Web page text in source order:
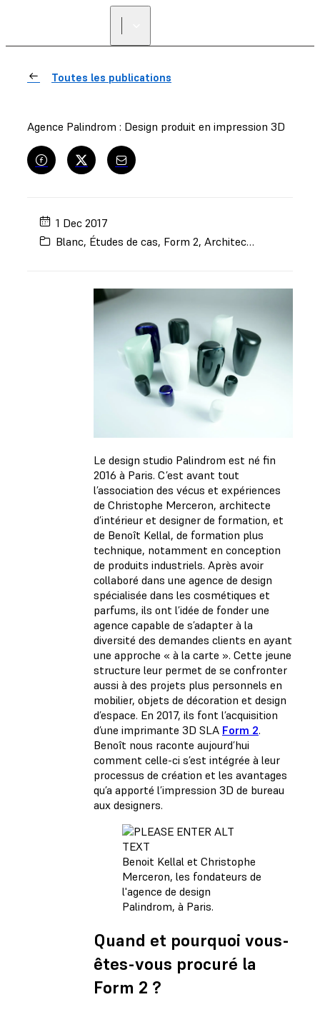
Toutes les publications
Agence Palindrom : Design produit en impression 3D
1 Dec 2017
Blanc, Études de cas, Form 2,Architecture
Le design studio Palindrom est né fin
2016 à Paris. C’est avant tout
l’association des vécus et expériences
de Christophe Merceron, architecte
d’intérieur et designer de formation, et
de Benoît Kellal, de formation plus
technique, notamment en conception
de produits industriels. Après avoir
collaboré dans une agence de design
spécialisée dans les cosmétiques et
parfums, ils ont l’idée de fonder une
agence capable de s’adapter à la
diversité des demandes clients en ayant
une approche « à la carte ». Cette jeune
structure leur permet de se confronter
aussi à des projets plus personnels en
mobilier, objets de décoration et design
d’espace. En 2017, ils font l’acquisition
d’une imprimante 3D SLA Form 2.
Benoît nous raconte aujourd’hui
comment celle-ci s’est intégrée à leur
processus de création et les avantages
qu’a apporté l’impression 3D de bureau
aux designers.
Benoit Kellal et Christophe
Merceron, les fondateurs de
l'agence de design
Palindrom, à Paris.
Quand et pourquoi vous-
êtes-vous procuré la
Form 2 ?